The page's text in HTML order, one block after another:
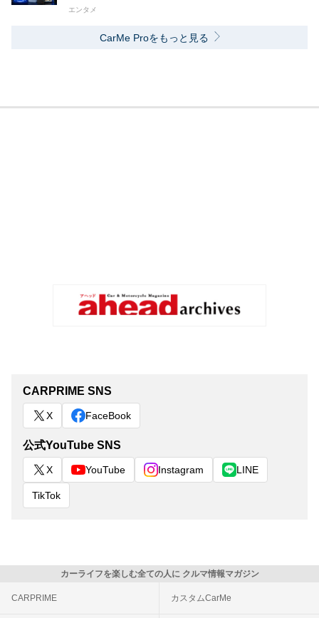
エンタメ
CarMe Proをもっと見る
CARPRIME SNS
X FaceBook
公式YouTube SNS
X YouTube Instagram LINE
TikTok
カーライフを楽しむ全ての人に クルマ情報マガジン
CARPRIME カスタムCarMe